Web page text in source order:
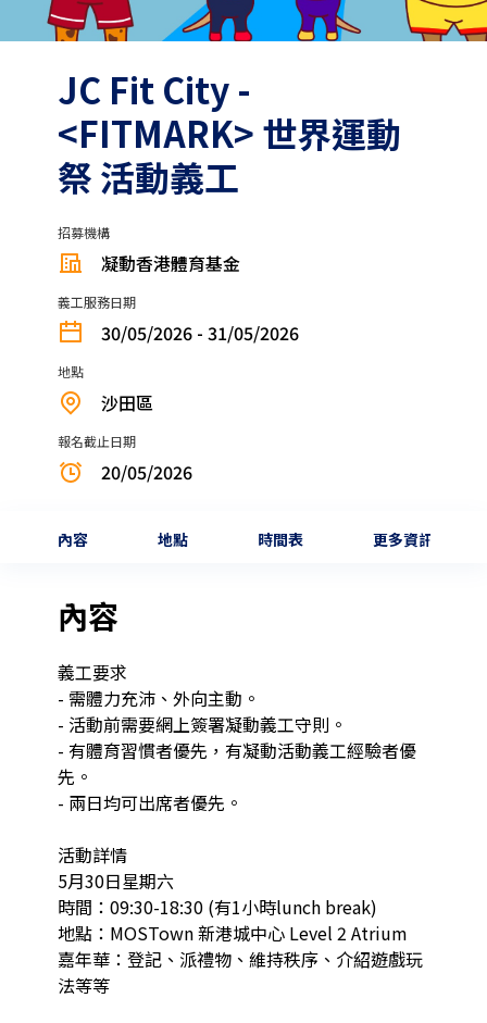
JC Fit City -
<FITMARK> 世界運動
祭 活動義工
招募機構
凝動香港體育基金
義工服務日期
30/05/2026 - 31/05/2026
地點
沙田區
報名截止日期
20/05/2026
內容 地點 時間表 更多資訊
內容
義工要求
- 需體力充沛、外向主動。
- 活動前需要網上簽署凝動義工守則。
- 有體育習慣者優先，有凝動活動義工經驗者優
先。
- 兩日均可出席者優先。
活動詳情
5月30日星期六
時間：09:30-18:30 (有1小時lunch break)
地點：MOSTown 新港城中心 Level 2 Atrium
嘉年華：登記、派禮物、維持秩序、介紹遊戲玩
法等等